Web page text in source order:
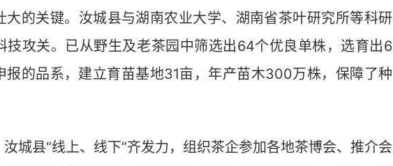
的关键。汝城县与湖南农业大学、湖南省茶叶研究所等科研
技攻关。已从野生及老茶园中筛选出64个优良单株，选育出6
报的品系，建立育苗基地31亩，年产苗木300万株，保障了种
县“线上、线下”齐发力，组织茶企参加各地茶博会、推介会